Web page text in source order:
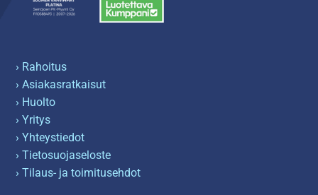
› Rahoitus
› Asiakasratkaisut
› Huolto
› Yritys
› Yhteystiedot
› Tietosuojaseloste
› Tilaus- ja toimitusehdot